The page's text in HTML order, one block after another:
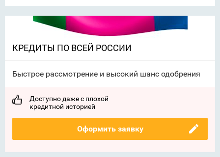
КРЕДИТЫ ПО ВСЕЙ РОССИИ
Быстрое рассмотрение и высокий шанс одобрения
Доступно даже с плохой
кредитной историей
Оформить заявку